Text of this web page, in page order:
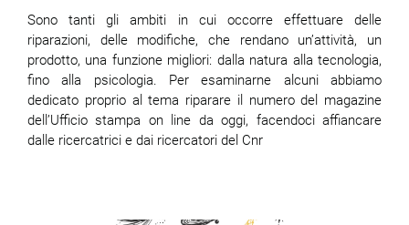
Sono tanti gli ambiti in cui occorre effettuare delle
riparazioni, delle modifiche, che rendano un’attività, un
prodotto, una funzione migliori: dalla natura alla tecnologia,
fino alla psicologia. Per esaminarne alcuni abbiamo
dedicato proprio al tema riparare il numero del magazine
dell’Ufficio stampa on line da oggi, facendoci affiancare
dalle ricercatrici e dai ricercatori del Cnr